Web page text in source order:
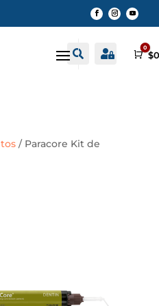
 Buscar
 Cuenta
0
$
/ Paracore Kit de